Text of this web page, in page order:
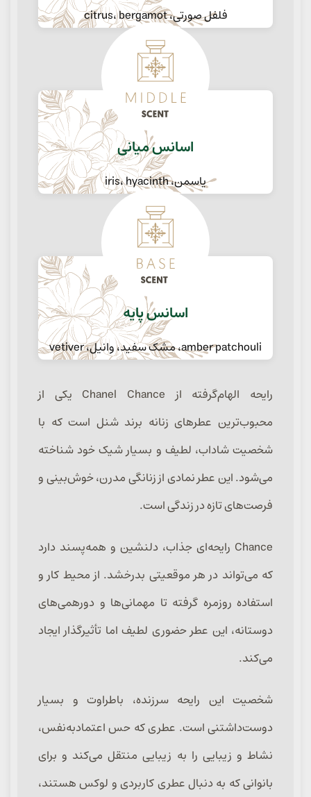
فلفل صورتی، citrus، bergamot
اسانس میانی
یاسمن، iris، hyacinth
اسانس پایه
amber patchouli، مشک سفید، وانیل، vetiver
رایحه الهام‌گرفته از Chanel Chance یکی از
محبوب‌ترین عطرهای زنانه برند شنل است که با
شخصیت شاداب، لطیف و بسیار شیک خود شناخته
می‌شود. این عطر نمادی از زنانگی مدرن، خوش‌بینی و
فرصت‌های تازه در زندگی است.
Chance رایحه‌ای جذاب، دلنشین و همه‌پسند دارد
که می‌تواند در هر موقعیتی بدرخشد. از محیط کار و
استفاده روزمره گرفته تا مهمانی‌ها و دورهمی‌های
دوستانه، این عطر حضوری لطیف اما تأثیرگذار ایجاد
می‌کند.
شخصیت این رایحه سرزنده، باطراوت و بسیار
دوست‌داشتنی است. عطری که حس اعتمادبه‌نفس،
نشاط و زیبایی را به زیبایی منتقل می‌کند و برای
بانوانی که به دنبال عطری کاربردی و لوکس هستند،